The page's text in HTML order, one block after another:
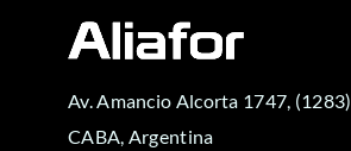
Av. Amancio Alcorta 1747, (1283)
CABA, Argentina